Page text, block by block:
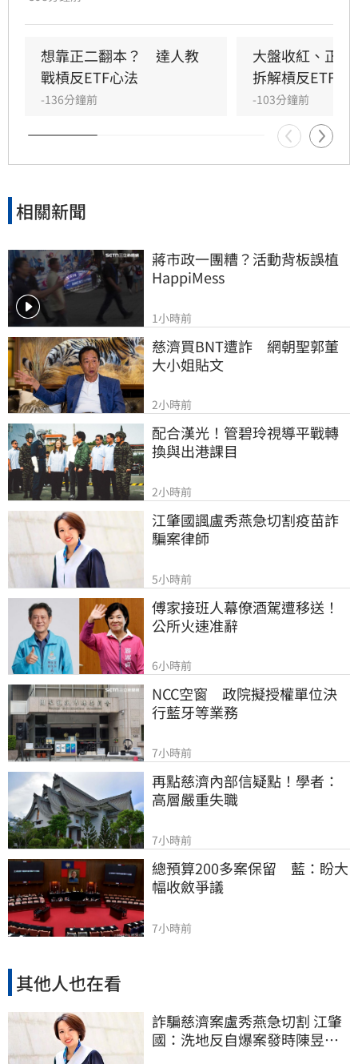
仍是政策核心，但疲軟的就業市場將促使聯準會
採取更謹慎的觀察態度。此外，房市需求疲軟與
供應改善有助於緩解通膨壓力。下周將公布的七
月CPI與PPI數據，將成為市場預判聯準會後續政
策走向的關鍵指標，投資人需密切留意相關報告
對金融市場的影響。
想靠正二翻本？　達人教
戰槓反ETF心法
-136分鐘前
大盤收紅、正
拆解槓反ETF秒
-103分鐘前
相關新聞
蔣市政一團糟？活動背板誤植
HappiMess
1小時前
慈濟買BNT遭詐　網朝聖郭董
大小姐貼文
2小時前
配合漢光！管碧玲視導平戰轉
換與出港課目
2小時前
江肇國諷盧秀燕急切割疫苗詐
騙案律師
5小時前
傅家接班人幕僚酒駕遭移送！
公所火速准辭
6小時前
NCC空窗　政院擬授權單位決
行藍牙等業務
7小時前
再點慈濟內部信疑點！學者：
高層嚴重失職
7小時前
總預算200多案保留　藍：盼大
幅收斂爭議
7小時前
其他人也在看
詐騙慈濟案盧秀燕急切割 江肇
國：洗地反自爆案發時陳昱瑄